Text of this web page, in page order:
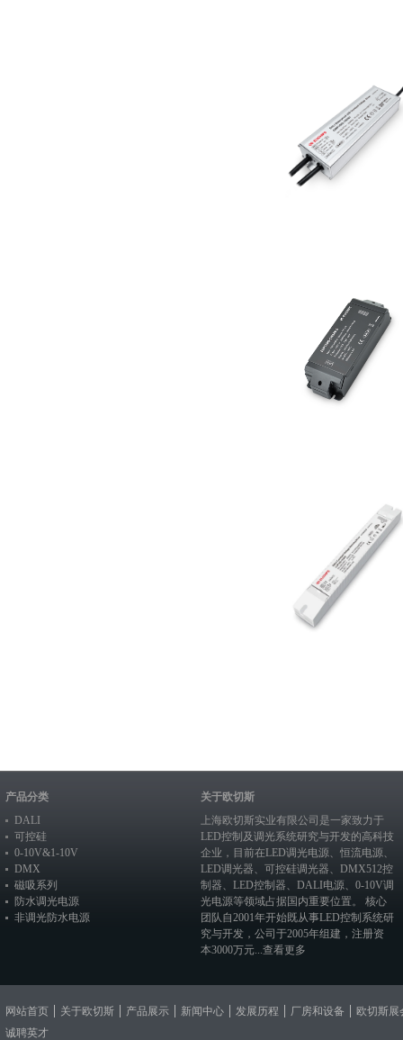
产品分类
DALI
可控硅
0-10V&1-10V
DMX
磁吸系列
防水调光电源
非调光防水电源
关于欧切斯
上海欧切斯实业有限公司是一家致力于
LED控制及调光系统研究与开发的高科技
企业，目前在LED调光电源、恒流电源、
LED调光器、 可控硅调光器、 DMX512控
制器、 LED控制器、 DALI电源、 0-10V调
光电源等领域占据国内重要位置。 核心
团队自2001年开始既从事LED控制系统研
究与开发，公司于2005年组建，注册资
本3000万元...查看更多
网站首页 关于欧切斯 产品展示 新闻中心 发展历程 厂房和设备
欧切斯展
诚聘英才